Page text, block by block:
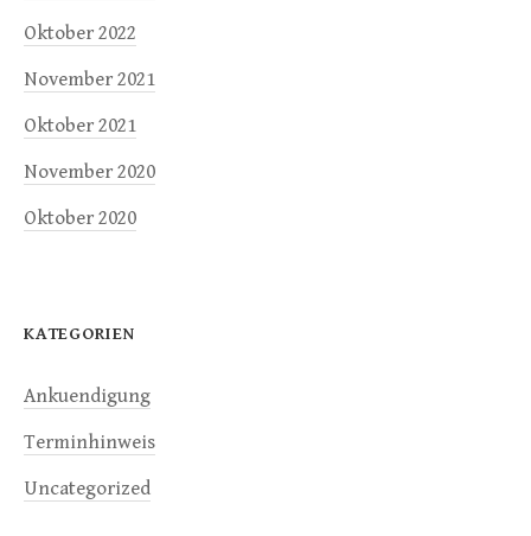
Oktober 2022
November 2021
Oktober 2021
November 2020
Oktober 2020
KATEGORIEN
Ankuendigung
Terminhinweis
Uncategorized